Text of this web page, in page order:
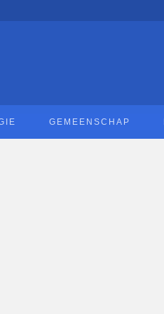
GEMEENSCHAP